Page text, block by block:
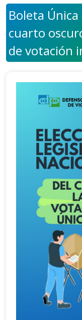
Boleta
cuarto
de votación